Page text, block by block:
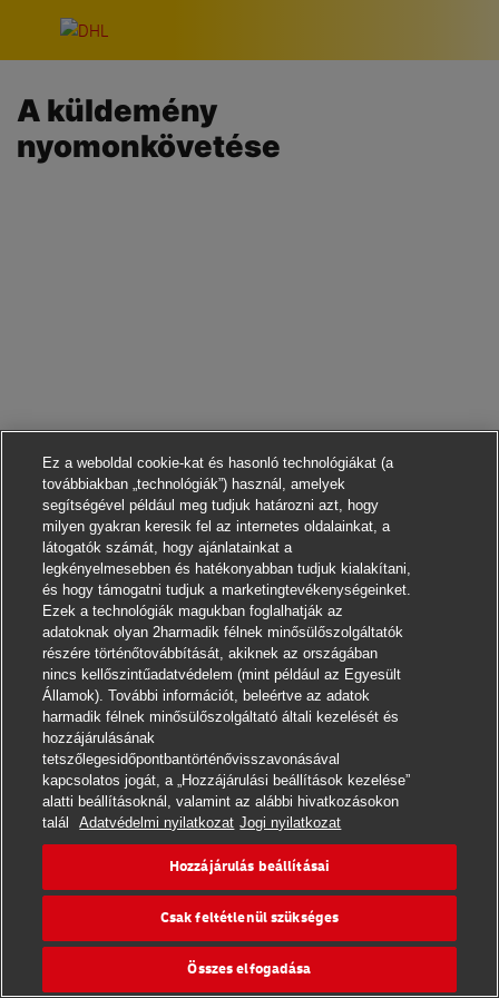
Navigáció kihagyása
A küldemény
nyomonkövetése
Általános Szerződési Feltételek
Adatvédelmi nyilatkozat
DHL Express Magyarország
DHL Express. Minden jog fenntartva.
Hívja a+36 1 245 4545telefonszámot.
Ez a weboldal cookie-kat és hasonló technológiákat (a
továbbiakban „technológiák”) használ, amelyek
segítségével például meg tudjuk határozni azt, hogy
milyen gyakran keresik fel az internetes oldalainkat, a
látogatók számát, hogy ajánlatainkat a
legkényelmesebben és hatékonyabban tudjuk kialakítani,
és hogy támogatni tudjuk a marketingtevékenységeinket.
Ezek a technológiák magukban foglalhatják az
adatoknak olyan 2harmadik félnek minősülőszolgáltatók
részére történőtovábbítását, akiknek az országában
nincs kellőszintűadatvédelem (mint például az Egyesült
Államok). További információt, beleértve az adatok
harmadik félnek minősülőszolgáltató általi kezelését és
hozzájárulásának
tetszőlegesidőpontbantörténővisszavonásával
kapcsolatos jogát, a „Hozzájárulási beállítások kezelése”
alatti beállításoknál, valamint az alábbi hivatkozásokon
talál
Adatvédelmi nyilatkozat Jogi nyilatkozat
Hozzájárulás beállításai
Csak feltétlenül szükséges
Összes elfogadása